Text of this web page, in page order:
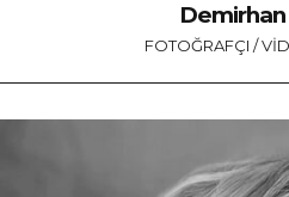
FOTOĞRAFÇI /